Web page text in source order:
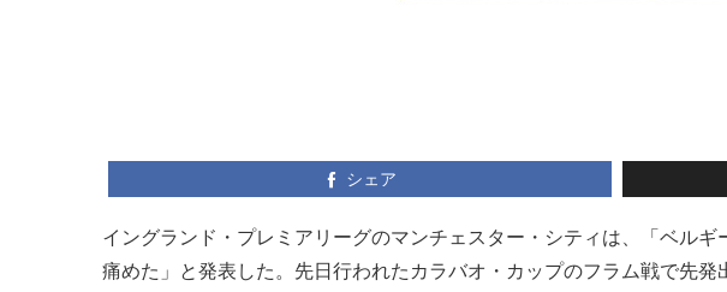
シェア
イングランド・プレミアリーグのマンチェスター・シティは、「ベル
痛めた」と発表した。先日行われたカラバオ・カップのフラム戦で先発